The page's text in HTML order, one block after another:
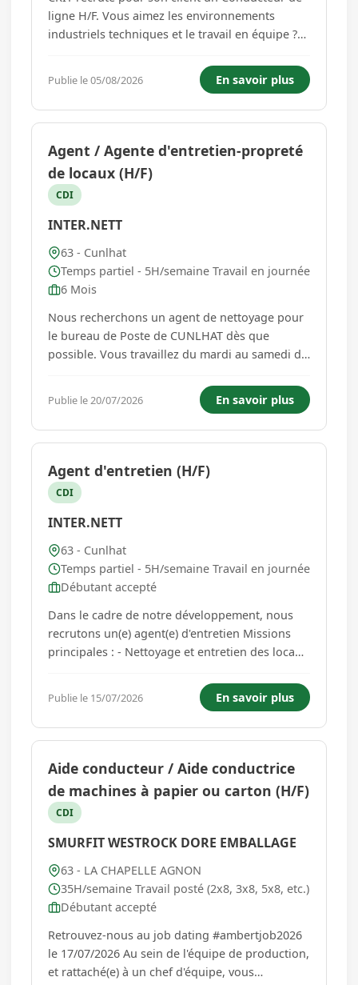
ligne H/F. Vous aimez les environnements
industriels techniques et le travail en équipe ?
performants au coeur de la production ? Cette
opportunité est faite pour vous. Votre mission :
Au sein d'un site de...
Publie le 05/08/2026 En savoir plus
Agent / Agente d'entretien-propreté
de locaux (H/F)
CDI
INTER.NETT
63 - Cunlhat
Temps partiel - 5H/semaine Travail en journée
6 Mois
Nous recherchons un agent de nettoyage pour
le bureau de Poste de CUNLHAT dès que
possible. Vous travaillez du mardi au samedi de
Publie le 20/07/2026 En savoir plus
Agent d'entretien (H/F)
CDI
INTER.NETT
63 - Cunlhat
Temps partiel - 5H/semaine Travail en journée
Débutant accepté
Dans le cadre de notre développement, nous
recrutons un(e) agent(e) d'entretien Missions
principales : - Nettoyage et entretien des locaux
des protocoles d'hygiène et de sécurité -
Utilisation du matériel et des produits de
nettoyage - Garan...
Publie le 15/07/2026 En savoir plus
Aide conducteur / Aide conductrice
de machines à papier ou carton (H/F)
CDI
SMURFIT WESTROCK DORE EMBALLAGE
63 - LA CHAPELLE AGNON
35H/semaine Travail posté (2x8, 3x8, 5x8, etc.)
Débutant accepté
Retrouvez-nous au job dating #ambertjob2026
le 17/07/2026 Au sein de l'équipe de production,
et rattaché(e) à un chef d'équipe, vous